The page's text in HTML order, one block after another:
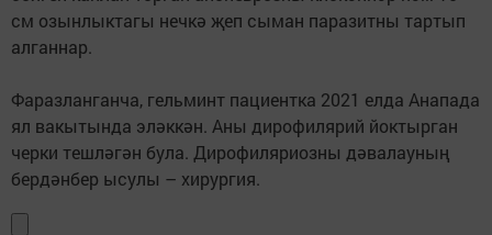
см озынлыктагы нечкә җеп сыман паразитны тартып
алганнар.
Фаразланганча, гельминт пациентка 2021 елда Анапада
ял вакытында эләккән. Аны дирофилярий йоктырган
черки тешләгән була. Дирофиляриозны дәвалауның
бердәнбер ысулы – хирургия.